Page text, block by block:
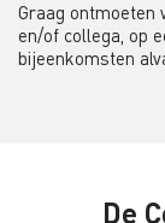
Graag ontmoeten
en/of collega, op
bijeenkomsten
De